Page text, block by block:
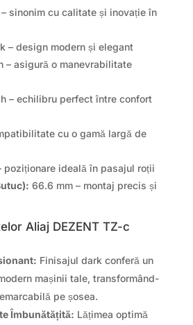
– sinonim cu calitate și inovație în
– design modern și elegant
– asigură o manevrabilitate
– echilibru perfect între confort
cu o gamă largă de
poziționare ideală în pasajul roții
66.6 mm – montaj precis și
Aliaj DEZENT TZ-c
Finisajul dark conferă un
mașinii tale, transformând-
pe șosea.
Îmbunătățită: Lățimea optimă